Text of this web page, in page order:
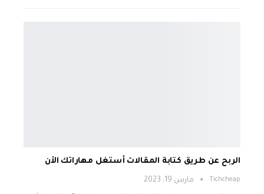
الربح عن طريق كتابة المقالات أستغل مهاراتك الأن
Tichcheap مارس 19, 2023